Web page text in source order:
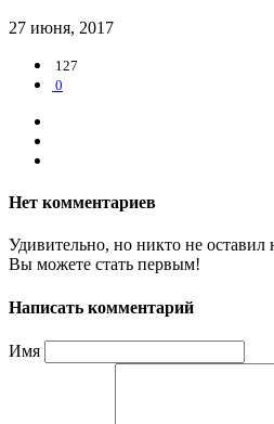
27 июня, 2017
127
0
Нет комментариев
Удивительно, но никто не оставил
Вы можете стать первым!
Написать комментарий
Имя